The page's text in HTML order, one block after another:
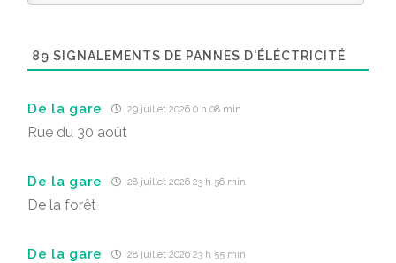
89 SIGNALEMENTS DE PANNES D'ÉLÉCTRICITÉ
De la gare 29 juillet 2026 0 h 08 min
Rue du 30 août
De la gare 28 juillet 2026 23 h 56 min
De la forêt
De la gare 28 juillet 2026 23 h 55 min